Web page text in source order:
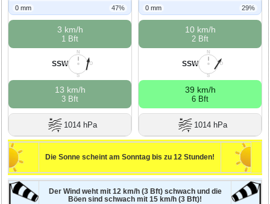
0 mm 47%
3 km/h
1 Bft
N
O
S
W
SSW
13 km/h
3 Bft
1014 hPa
0 mm 29%
10 km/h
2 Bft
N
O
S
W
SSW
39 km/h
6 Bft
1014 hPa
Die Sonne scheint am Sonntag bis zu 12 Stunden!
Der Wind weht mit 12 km/h (3 Bft) schwach und die
Böen sind schwach mit 15 km/h (3 Bft)!